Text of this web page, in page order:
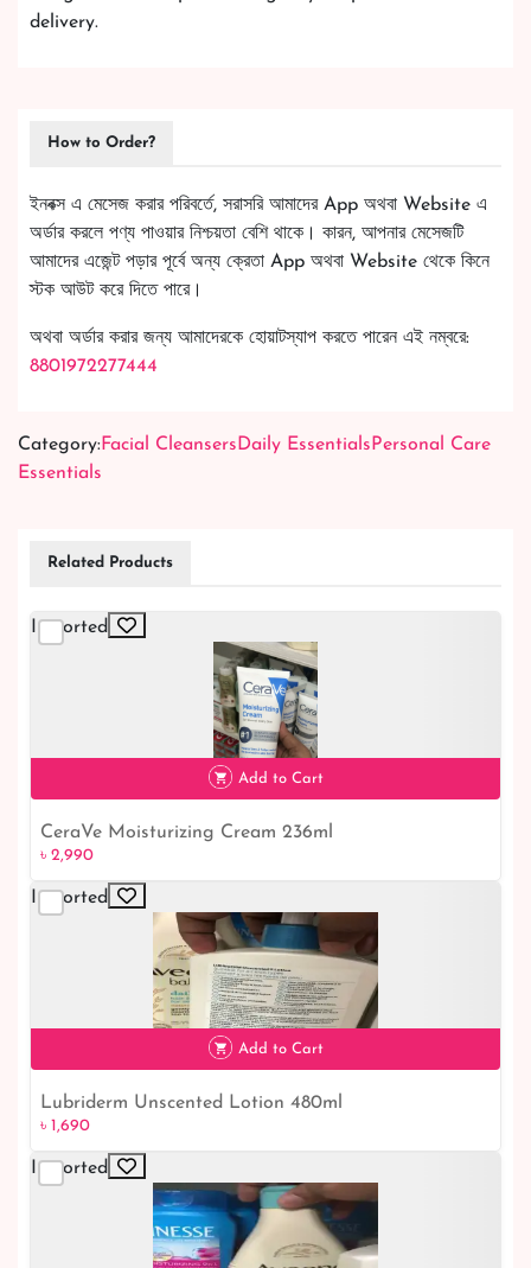
delivery.
How to Order?
ইনবক্স এ মেসেজ করার পরিবর্তে, সরাসরি আমাদের App অথবা Website এ
অর্ডার করলে পণ্য পাওয়ার নিশ্চয়তা বেশি থাকে। কারন, আপনার মেসেজটি
আমাদের এজেন্ট পড়ার পূর্বে অন্য ক্রেতা App অথবা Website থেকে কিনে
স্টক আউট করে দিতে পারে।
অথবা অর্ডার করার জন্য আমাদেরকে হোয়াটস্যাপ করতে পারেন এই নম্বরে:
8801972277444
Category:Facial Cleansers Daily Essentials Personal Care
Essentials
Related Products
Imported
৳ 2,990
Add to Cart
CeraVe Moisturizing Cream 236ml
৳ 2,990
Imported
Add to Cart
Lubriderm Unscented Lotion 480ml
৳ 1,690
Imported